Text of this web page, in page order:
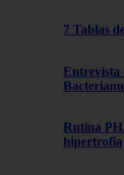
7 Tablas
Entrevista
Rutina
hipertrofia